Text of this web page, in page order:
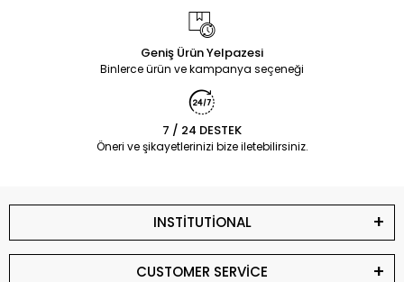
Geniş Ürün Yelpazesi
Binlerce ürün ve kampanya seçeneği
7 / 24 DESTEK
Öneri ve şikayetlerinizi bize iletebilirsiniz.
INSTİTUTİONAL
CUSTOMER SERVİCE